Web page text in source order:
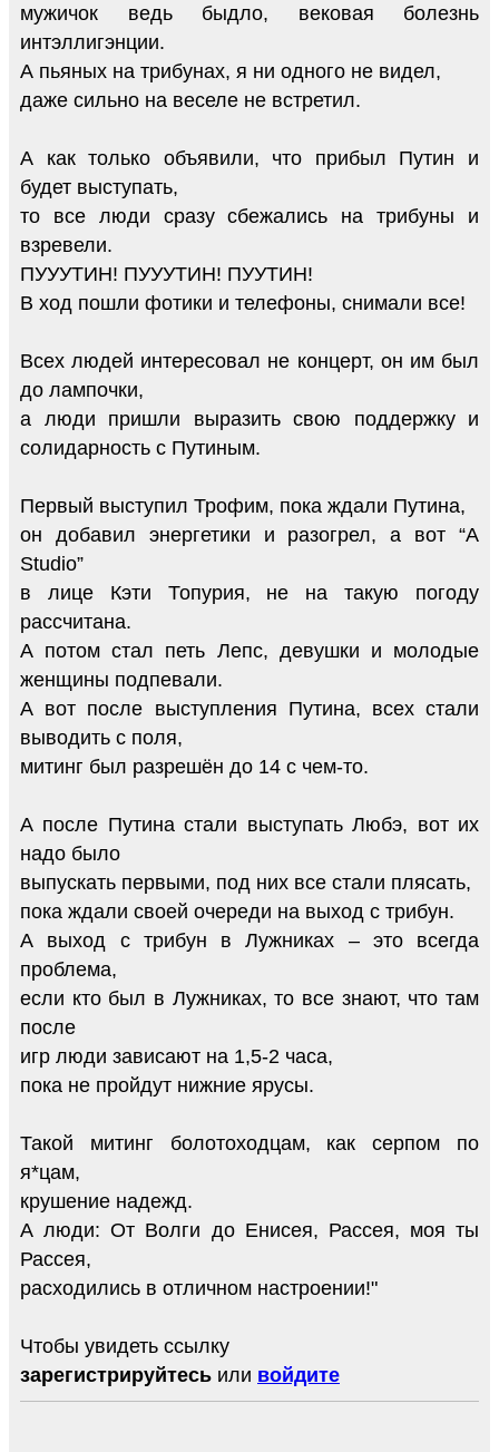
мужичок ведь быдло, вековая болезнь
интэллигэнции.
А пьяных на трибунах, я ни одного не видел,
даже сильно на веселе не встретил.
А как только объявили, что прибыл Путин и
будет выступать,
то все люди сразу сбежались на трибуны и
взревели.
ПУУУТИН! ПУУУТИН! ПУУТИН!
В ход пошли фотики и телефоны, снимали все!
Всех людей интересовал не концерт, он им был
до лампочки,
а люди пришли выразить свою поддержку и
солидарность с Путиным.
Первый выступил Трофим, пока ждали Путина,
он добавил энергетики и разогрел, а вот “А
Studio”
в лице Кэти Топурия, не на такую погоду
рассчитана.
А потом стал петь Лепс, девушки и молодые
женщины подпевали.
А вот после выступления Путина, всех стали
выводить с поля,
митинг был разрешён до 14 с чем-то.
А после Путина стали выступать Любэ, вот их
надо было
выпускать первыми, под них все стали плясать,
пока ждали своей очереди на выход с трибун.
А выход с трибун в Лужниках – это всегда
проблема,
если кто был в Лужниках, то все знают, что там
после
игр люди зависают на 1,5-2 часа,
пока не пройдут нижние ярусы.
Такой митинг болотоходцам, как серпом по
я*цам,
крушение надежд.
А люди: От Волги до Енисея, Рассея, моя ты
Рассея,
расходились в отличном настроении!"
Чтобы увидеть ссылку
зарегистрируйтесь или войдите